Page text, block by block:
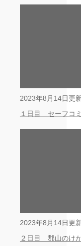
2023年8月14日更
１日目 セーフコ
2023年8月14日更
２日目 郡山のけ